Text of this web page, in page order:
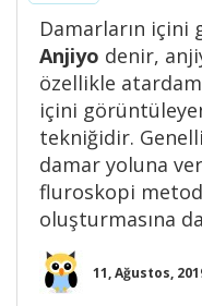
Damarların
Anjiyo denir,
özellikle
içini
tekniğidir.
damar yoluna
fluroskopi
oluşturmasına
11, Ağustos,